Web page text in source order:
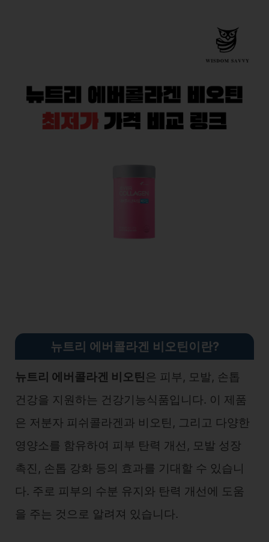
뉴트리 에버콜라겐 비오틴이란?
뉴트리 에버콜라겐 비오틴은 피부, 모발, 손톱
건강을 지원하는 건강기능식품입니다. 이 제품
은 저분자 피쉬콜라겐과 비오틴, 그리고 다양한
영양소를 함유하여 피부 탄력 개선, 모발 성장
촉진, 손톱 강화 등의 효과를 기대할 수 있습니
다. 주로 피부의 수분 유지와 탄력 개선에 도움
을 주는 것으로 알려져 있습니다.